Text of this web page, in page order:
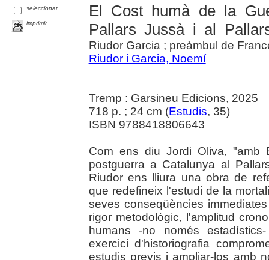
seleccionar
imprimir
El Cost humà de la
Pallars Jussà i al
Riudor Garcia ; preàmbul de
Riudor i Garcia, Noemí
Tremp : Garsineu Edicions, 2025
718 p. ; 24 cm (Estudis, 35)
ISBN 9788418806643
Com ens diu Jordi Oliva,
postguerra a Catalunya al
Riudor ens lliura una obra de
que redefineix l'estudi de la
seves conseqüències
rigor metodològic, l'amplitud
humans -no només
exercici d'historiografia
estudis previs i ampliar-los amb